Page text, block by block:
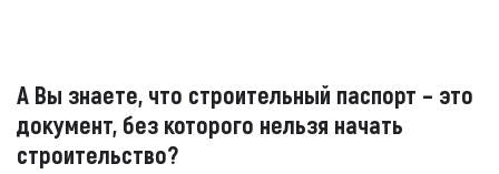
А Вы знаете, что строительный паспорт – это
документ, без которого нельзя начать
строительство?